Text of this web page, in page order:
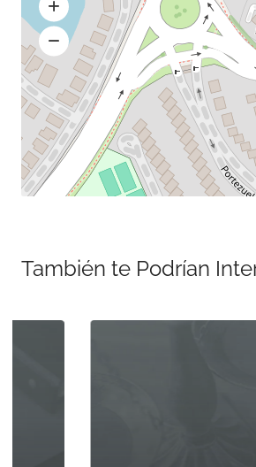
También te Podrían